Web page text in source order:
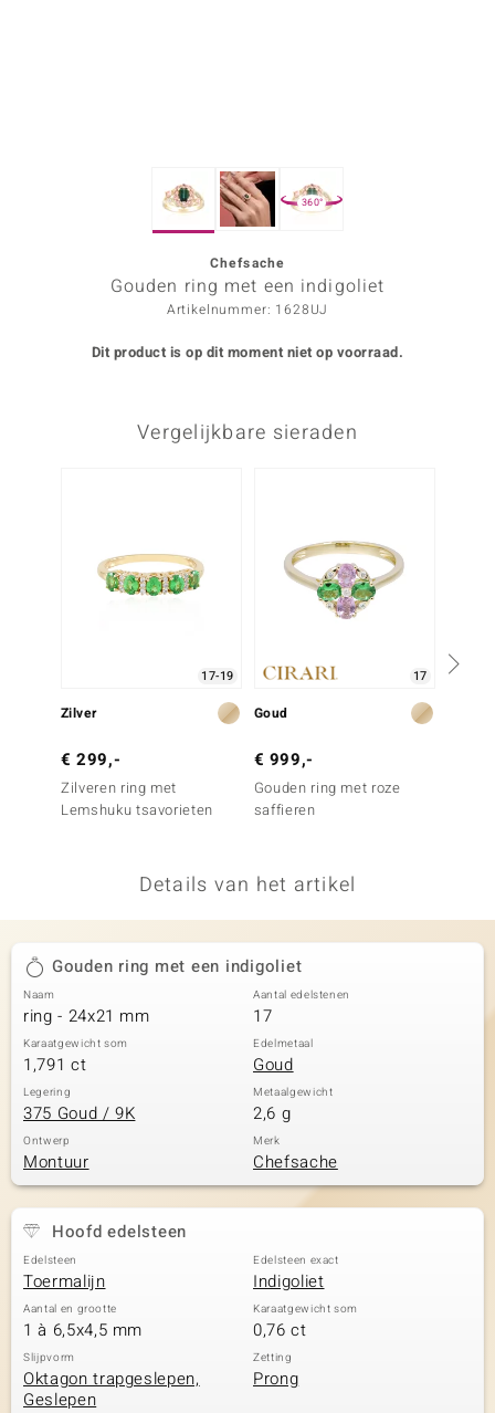
Collection
360°
Chefsache
Gouden ring met een indigoliet
Artikelnummer: 1628UJ
Dit product is op dit moment niet op voorraad.
Vergelijkbare sieraden
17-19
Zilver
€ 299,-
Zilveren ring met
Lemshuku tsavorieten
17
Goud
€ 999,-
Gouden ring met roze
saffieren
Details van het artikel
Gouden ring met een indigoliet
Naam
ring - 24x21 mm
Aantal edelstenen
17
Karaatgewicht som
1,791 ct
Edelmetaal
Goud
Legering
375 Goud / 9K
Metaalgewicht
2,6 g
Ontwerp
Montuur
Merk
Chefsache
Hoofd edelsteen
Edelsteen
Toermalijn
Edelsteen exact
Indigoliet
Aantal en grootte
1 à 6,5x4,5 mm
Karaatgewicht som
0,76 ct
Slijpvorm
Oktagon trapgeslepen,
Geslepen
Zetting
Prong